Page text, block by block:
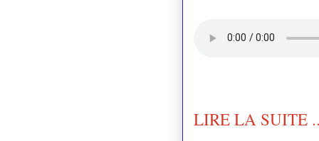
LIRE LA SUITE